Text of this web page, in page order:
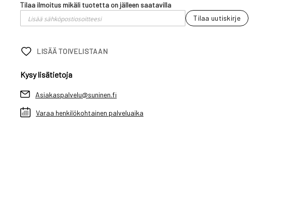
Tilaa ilmoitus mikäli tuotetta on jälleen saatavilla
Tilaa uutiskirje
LISÄÄ TOIVELISTAAN
Kysy lisätietoja
Asiakaspalvelu@suninen.fi
Varaa henkilökohtainen palveluaika